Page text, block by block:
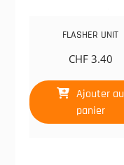
FLASHER UNIT
CHF3.40
Ajouter au
panier